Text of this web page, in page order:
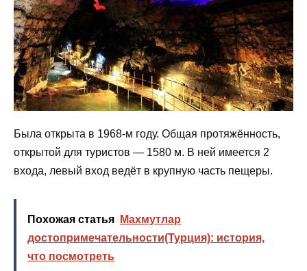
Была открыта в 1968-м году. Общая протяжённость,
открытой для туристов — 1580 м. В ней имеется 2
входа, левый вход ведёт в крупную часть пещеры.
Похожая статья
Махмутлар
достопримечательности(Турция): история,
что посмотреть